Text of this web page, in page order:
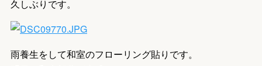
久しぶりです。
雨養生をして和室のフローリング貼りです。